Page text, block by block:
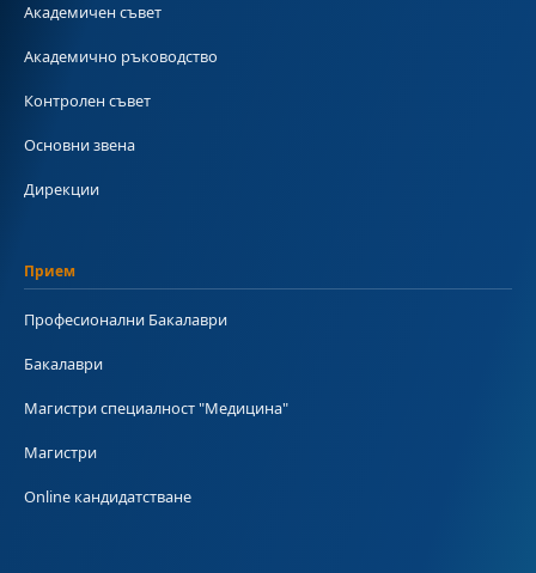
Академичен съвет
Академично ръководство
Контролен съвет
Основни звена
Дирекции
Прием
Професионални Бакалаври
Бакалаври
Магистри специалност "Медицина"
Магистри
Online кандидатстване